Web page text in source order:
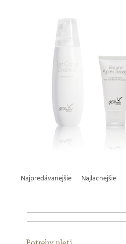
R
Najpredávanejšie Najlacnejšie